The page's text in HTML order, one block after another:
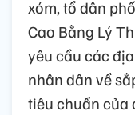
xóm, tổ dân
Cao Bằng Lý
yêu cầu các
nhân dân về
tiêu chuẩn của